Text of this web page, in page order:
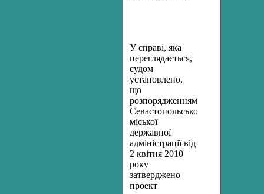
У справі, яка
переглядається,
судом
установлено,
що
розпорядженням
Севастопольської
міської
державної
адміністрації від
2 квітня 2010
року
затверджено
проект